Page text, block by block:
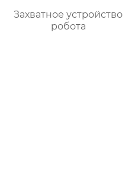
Захватное устройство
робота